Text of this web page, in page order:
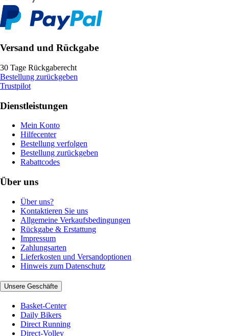
Versand und Rückgabe
30 Tage Rückgaberecht
Bestellung zurückgeben
Trustpilot
Dienstleistungen
Mein Konto
Hilfecenter
Bestellung verfolgen
Bestellung zurückgeben
Rabattcodes
Über uns
Über uns?
Kontaktieren Sie uns
Allgemeine Verkaufsbedingungen
Rückgabe & Erstattung
Impressum
Zahlungsarten
Lieferkosten und Versandoptionen
Hinweis zum Datenschutz
Unsere Geschäfte
Basket-Center
Daily Bikers
Direct Running
Direct-Volley